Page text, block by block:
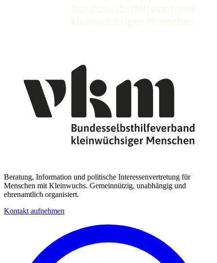
Beratung, Information und politische Interessenvertretung für
Menschen mit Kleinwuchs. Gemeinnützig, unabhängig und
ehrenamtlich organisiert.
Kontakt aufnehmen